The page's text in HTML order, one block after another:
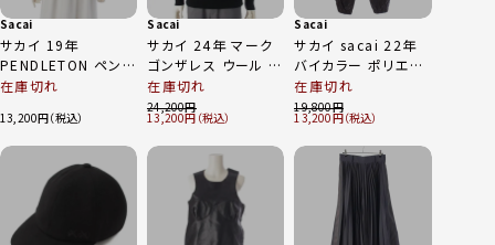
Sacai
サカイ 19年
PENDLETON ペンド
ルトン 総柄 アシンメ
ン 半袖 カットソー
19-04236 ブラウン
系×ネイビー 1
在庫切れ
13,200
Sacai
サカイ 24年 マーク
ゴンザレス ウール ゴ
ンズ デザイン サイド
スナップボタン クル
ーネック ニット 24-
03529M ブラック 1
在庫切れ
24,200
13,200
Sacai
サカイ sacai 22年
バイカラー ポリエス
テル パンツ ボトムス
06369 ベージュ×ブ
ラック 1
在庫切れ
19,800
13,200